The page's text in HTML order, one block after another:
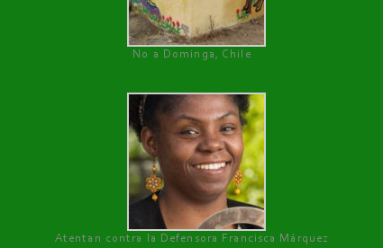
No a Dominga, Chile
Atentan contra la Defensora Francisca Márquez